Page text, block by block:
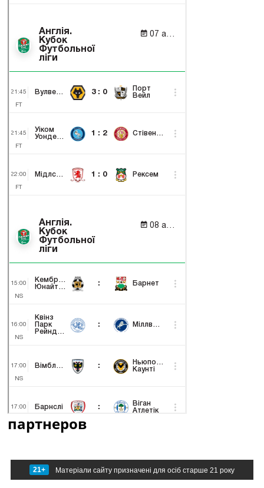
партнеров
21+ Матеріали сайту призначені для осіб старше 21 року